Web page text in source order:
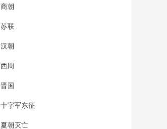
商朝
苏联
汉朝
西周
晋国
十字军东征
夏朝灭亡